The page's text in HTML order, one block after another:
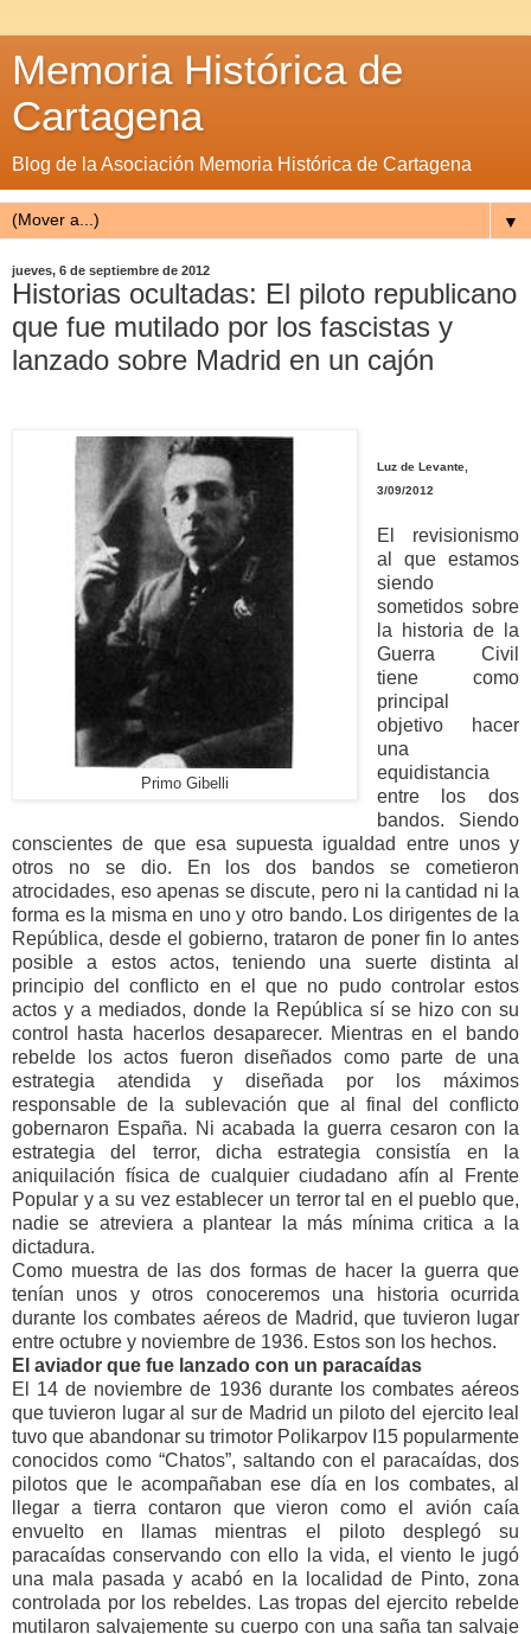
Memoria Histórica de
Cartagena
Blog de la Asociación Memoria Histórica de Cartagena
▼
jueves, 6 de septiembre de 2012
Historias ocultadas: El piloto republicano
que fue mutilado por los fascistas y
lanzado sobre Madrid en un cajón
Primo Gibelli
Luz de Levante,
3/09/2012
El revisionismo
al que estamos
siendo
sometidos sobre
la historia de la
Guerra Civil
tiene como
principal
objetivo hacer
una
equidistancia
entre los dos
bandos. Siendo
conscientes de que esa supuesta igualdad entre unos y
otros no se dio. En los dos bandos se cometieron
atrocidades, eso apenas se discute, pero ni la cantidad ni la
forma es la misma en uno y otro bando. Los dirigentes de la
República, desde el gobierno, trataron de poner fin lo antes
posible a estos actos, teniendo una suerte distinta al
principio del conflicto en el que no pudo controlar estos
actos y a mediados, donde la República sí se hizo con su
control hasta hacerlos desaparecer. Mientras en el bando
rebelde los actos fueron diseñados como parte de una
estrategia atendida y diseñada por los máximos
responsable de la sublevación que al final del conflicto
gobernaron España. Ni acabada la guerra cesaron con la
estrategia del terror, dicha estrategia consistía en la
aniquilación física de cualquier ciudadano afín al Frente
Popular y a su vez establecer un terror tal en el pueblo que,
nadie se atreviera a plantear la más mínima critica a la
dictadura.
Como muestra de las dos formas de hacer la guerra que
tenían unos y otros conoceremos una historia ocurrida
durante los combates aéreos de Madrid, que tuvieron lugar
entre octubre y noviembre de 1936. Estos son los hechos.
El aviador que fue lanzado con un paracaídas
El 14 de noviembre de 1936 durante los combates aéreos
que tuvieron lugar al sur de Madrid un piloto del ejercito leal
tuvo que abandonar su trimotor Polikarpov I15 popularmente
conocidos como “Chatos”, saltando con el paracaídas, dos
pilotos que le acompañaban ese día en los combates, al
llegar a tierra contaron que vieron como el avión caía
envuelto en llamas mientras el piloto desplegó su
paracaídas conservando con ello la vida, el viento le jugó
una mala pasada y acabó en la localidad de Pinto, zona
controlada por los rebeldes. Las tropas del ejercito rebelde
mutilaron salvajemente su cuerpo con una saña tan salvaje